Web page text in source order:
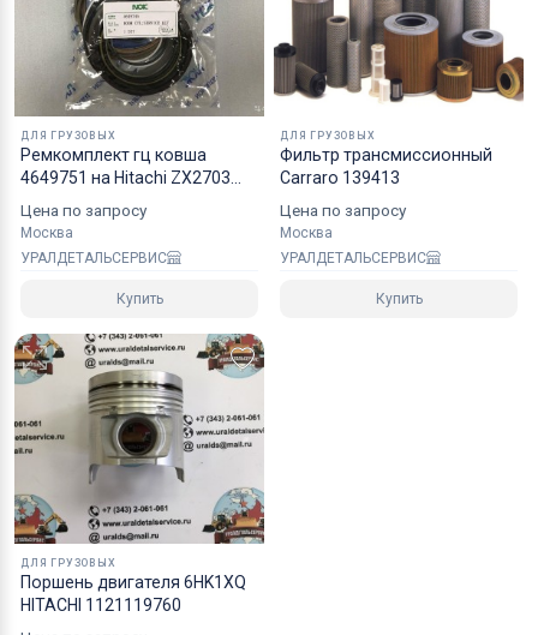
ДЛЯ ГРУЗОВЫХ
Ремкомплект гц ковша
4649751 на Hitachi ZX2703
Цена по запросу
Москва
УРАЛДЕТАЛЬСЕРВИС
Купить
ДЛЯ ГРУЗОВЫХ
Фильтр трансмиссионный
Carraro 139413
Цена по запросу
Москва
УРАЛДЕТАЛЬСЕРВИС
Купить
ДЛЯ ГРУЗОВЫХ
Поршень двигателя 6HK1XQ
HITACHI 1121119760